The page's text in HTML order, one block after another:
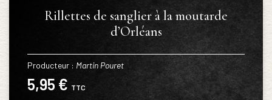
Rillettes de sanglier à la moutarde
d’Orléans
Producteur : Martin Pouret
5,95 € TTC